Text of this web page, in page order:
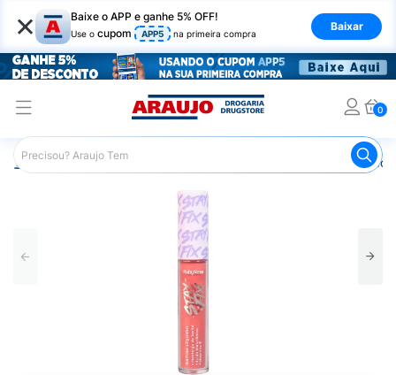
× Baixe o APP e ganhe 5% OFF!
Use o cupom APP5 na primeira compra
Baixar
0
Araujo Maquiagem Batom